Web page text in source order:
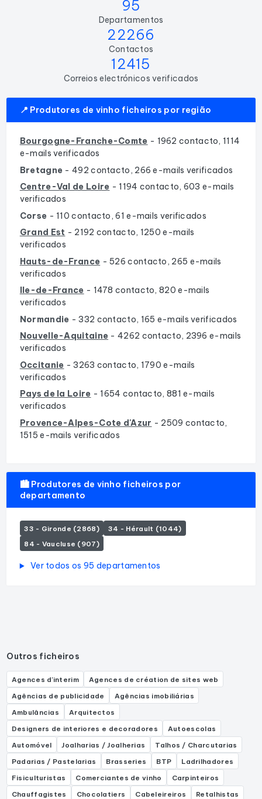
95
Departamentos
22266
Contactos
12415
Correios electrónicos verificados
📍 Produtores de vinho ficheiros por região
Bourgogne-Franche-Comte - 1962 contacto, 1114
e-mails verificados
Bretagne - 492 contacto, 266 e-mails verificados
Centre-Val de Loire - 1194 contacto, 603 e-mails
verificados
Corse - 110 contacto, 61 e-mails verificados
Grand Est - 2192 contacto, 1250 e-mails
verificados
Hauts-de-France - 526 contacto, 265 e-mails
verificados
Ile-de-France - 1478 contacto, 820 e-mails
verificados
Normandie - 332 contacto, 165 e-mails verificados
Nouvelle-Aquitaine - 4262 contacto, 2396 e-mails
verificados
Occitanie - 3263 contacto, 1790 e-mails
verificados
Pays de la Loire - 1654 contacto, 881 e-mails
verificados
Provence-Alpes-Cote d'Azur - 2509 contacto,
1515 e-mails verificados
🏙️ Produtores de vinho ficheiros por
departamento
33 - Gironde (2868)
34 - Hérault (1044)
84 - Vaucluse (907)
Ver todos os 95 departamentos
Outros ficheiros
Agences d'interim
Agences de création de sites web
Agências de publicidade
Agências imobiliárias
Ambulâncias
Arquitectos
Designers de interiores e decoradores
Autoescolas
Automóvel
Joalharias / Joalherias
Talhos / Charcutarias
Padarias / Pastelarias
Brasseries BTP
Ladrilhadores
Fisiculturistas
Comerciantes de vinho
Carpinteiros
Chauffagistes
Chocolatiers Cabeleireiros
Retalhistas